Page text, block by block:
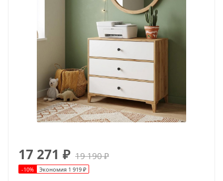
17 271 ₽ 19 190₽
-10% Экономия 1 919 ₽